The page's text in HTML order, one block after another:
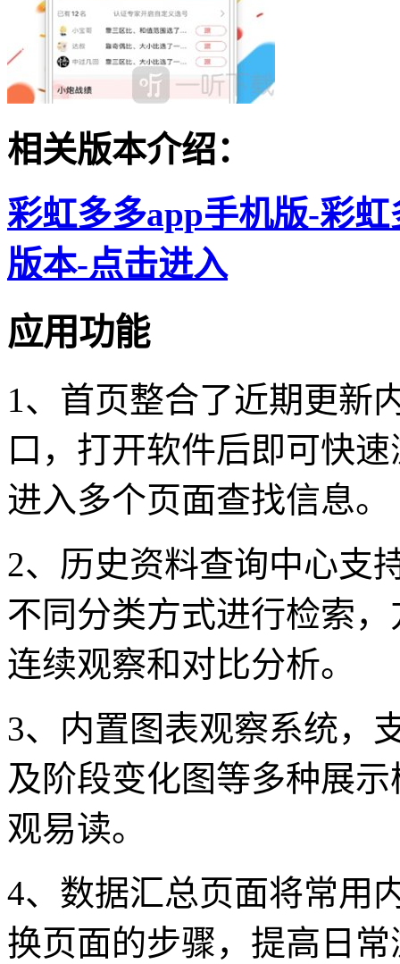
相关版本介绍：
彩虹多多app手机版-彩
版本-点击进入
应用功能
1、首页整合了近期更新
口，打开软件后即可快
进入多个页面查找信息。
2、历史资料查询中心支
不同分类方式进行检索
连续观察和对比分析。
3、内置图表观察系统，
及阶段变化图等多种展
观易读。
4、数据汇总页面将常用
换页面的步骤，提高日